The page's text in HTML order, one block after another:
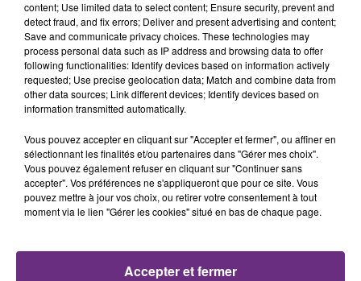
JEREMY FREROT
Frerot
MARK AMBOR
10h27
10h27 10h23
10h23
content; Use limited data to select content; Ensure security, prevent and
detect fraud, and fix errors; Deliver and present advertising and content;
Save and communicate privacy choices. These technologies may
process personal data such as IP address and browsing data to offer
following functionalities: Identify devices based on information actively
requested; Use precise geolocation data; Match and combine data from
other data sources; Link different devices; Identify devices based on
information transmitted automatically.
Vous pouvez accepter en cliquant sur "Accepter et fermer", ou affiner en
sélectionnant les finalités et/ou partenaires dans "Gérer mes choix".
Vous pouvez également refuser en cliquant sur "Continuer sans
accepter". Vos préférences ne s'appliqueront que pour ce site. Vous
pouvez mettre à jour vos choix, ou retirer votre consentement à tout
moment via le lien "Gérer les cookies" situé en bas de chaque page.
Accepter et fermer